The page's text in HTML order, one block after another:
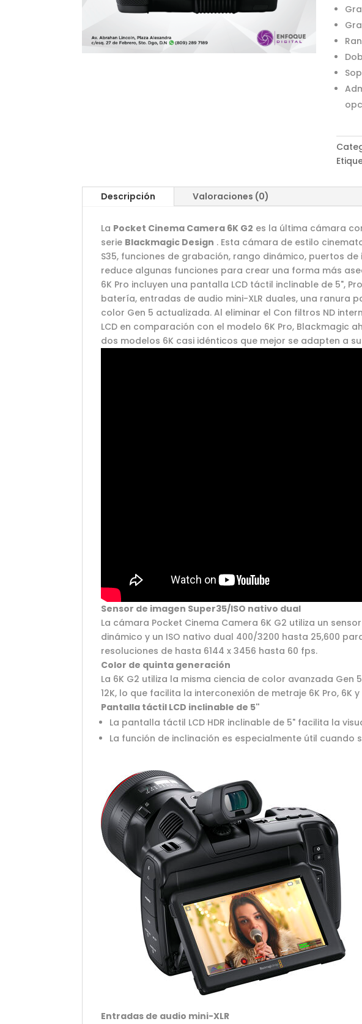
Descripción Valoraciones (0)
La Pocket Cinema Camera 6K G2 es la última cámara
serie Blackmagic Design . Esta cámara de estilo
S35, funciones de grabación, rango dinámico, puertos
reduce algunas funciones para crear una forma más
6K Pro incluyen una pantalla LCD táctil inclinable de 5",
batería, entradas de audio mini-XLR duales, una ranura
color Gen 5 actualizada. Al eliminar el Con filtros ND
LCD en comparación con el modelo 6K Pro, Blackmagic
dos modelos 6K casi idénticos que mejor se adapten a
Sensor de imagen Super35/ISO nativo dual
La cámara Pocket Cinema Camera 6K G2 utiliza un
dinámico y un ISO nativo dual 400/3200 hasta 25,600
resoluciones de hasta 6144 x 3456 hasta 60 fps.
Color de quinta generación
La 6K G2 utiliza la misma ciencia de color avanzada Gen
12K, lo que facilita la interconexión de metraje 6K Pro, 6K y
Pantalla táctil LCD inclinable de 5"
La pantalla táctil LCD HDR inclinable de 5" facilita la
La función de inclinación es especialmente útil cuando
Entradas de audio mini-XLR